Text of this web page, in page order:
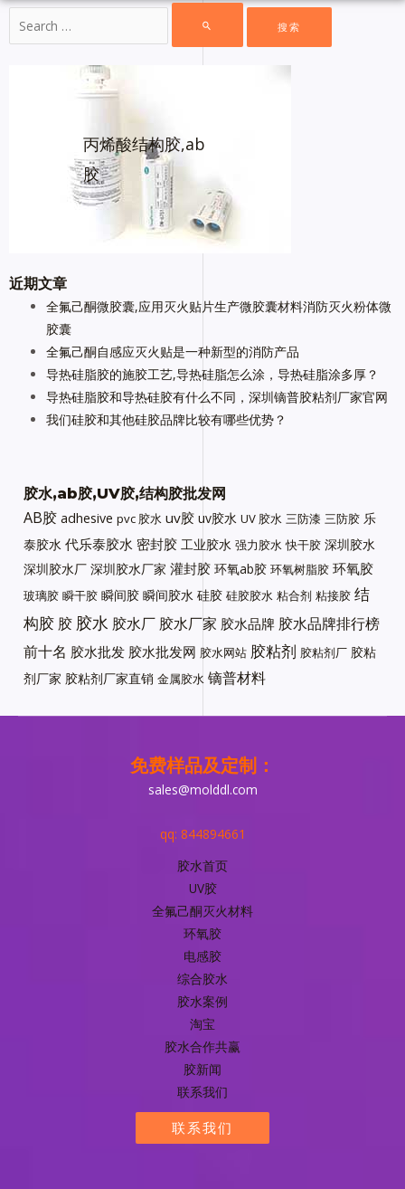
丙烯酸结构胶,ab
胶
近期文章
全氟己酮微胶囊,应用灭火贴片生产微胶囊材料消防灭火粉体微
胶囊
全氟己酮自感应灭火贴是一种新型的消防产品
导热硅脂胶的施胶工艺,导热硅脂怎么涂，导热硅脂涂多厚？
导热硅脂胶和导热硅胶有什么不同，深圳镝普胶粘剂厂家官网
我们硅胶和其他硅胶品牌比较有哪些优势？
胶水,ab胶,UV胶,结构胶批发网
AB胶 adhesive pvc 胶水 uv胶 uv胶水 UV 胶水 三防漆 三防胶 乐
泰胶水 代乐泰胶水 密封胶 工业胶水 强力胶水 快干胶 深圳胶水
深圳胶水厂 深圳胶水厂家 灌封胶 环氧ab胶 环氧树脂胶 环氧胶
玻璃胶 瞬干胶 瞬间胶 瞬间胶水 硅胶 硅胶胶水 粘合剂 粘接胶 结
构胶胶 胶水 胶水厂胶水厂家 胶水品牌 胶水品牌排行榜
前十名 胶水批发 胶水批发网 胶水网站 胶粘剂 胶粘剂厂 胶粘
剂厂家 胶粘剂厂家直销 金属胶水 镝普材料
免费样品及定制：
sales@molddl.com
qq: 844894661
胶水首页
UV胶
全氟己酮灭火材料
环氧胶
电感胶
综合胶水
胶水案例
淘宝
胶水合作共赢
胶新闻
联系我们
联系我们